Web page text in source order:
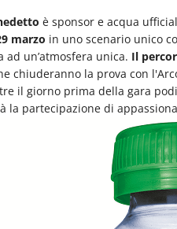
è sponsor e acqua
marzo in uno scenario unico
un’atmosfera unica. Il
chiuderanno la prova con
il giorno prima della gara
la partecipazione di